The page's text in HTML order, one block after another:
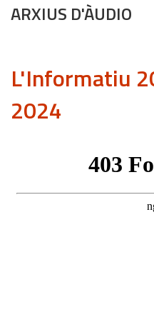
ARXIUS D'ÀUDIO
L'Informatiu
2024